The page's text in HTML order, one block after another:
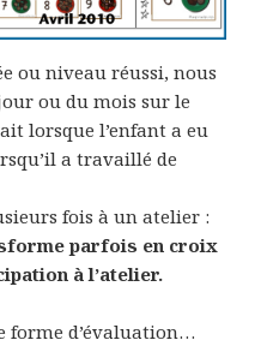
ou niveau réussi, nous
ou du mois sur le
lorsque l’enfant a eu
a travaillé de
fois à un atelier :
parfois en croix
à l’atelier.
forme d’évaluation…